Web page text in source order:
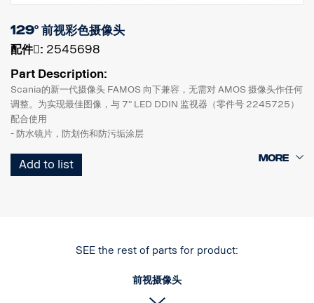
129° 前视彩色摄像头
配件􀌸: 2545698
Part Description:
Scania的新一代摄像头 FAMOS 向下兼容，无需对 AMOS 摄像头作任何
调整。为实现最佳图像，与 7" LED DDIN 监视器（零件号 2245725）
配合使用
- 防水镜片，防划伤和防污垢涂层
- 使用车用模具充填，极佳的防潮、抗冲击和抗振性能
- 新一代 HR CMOS 芯片
- 集成式安全蜂音器
Add to list
SEE the rest of parts for product:
前视摄像头